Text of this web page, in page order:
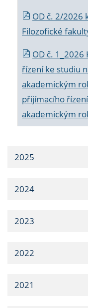
OD č. 2/2026
Filozofické
OD č.
řízení ke studiu
akademickým
přijímacího
akademickým
2025
2024
2023
2022
2021